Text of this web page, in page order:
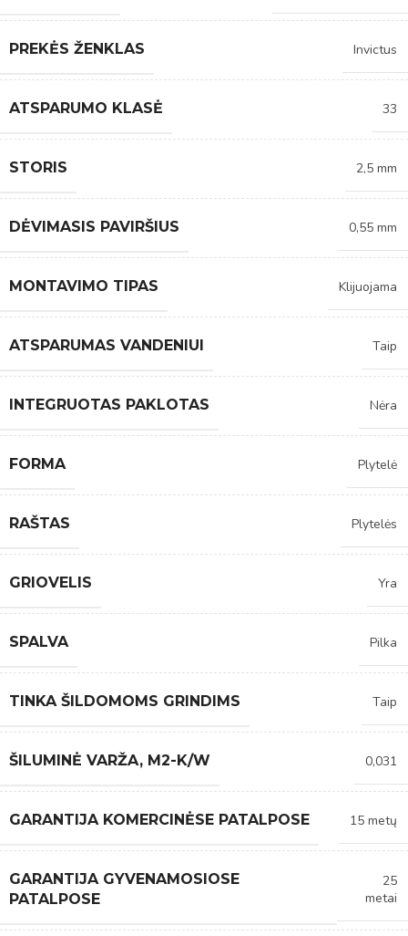
PREKĖS ŽENKLAS Invictus
ATSPARUMO KLASĖ 33
STORIS 2,5 mm
DĖVIMASIS PAVIRŠIUS 0,55 mm
MONTAVIMO TIPAS Klijuojama
ATSPARUMAS VANDENIUI Taip
INTEGRUOTAS PAKLOTAS Nėra
FORMA Plytelė
RAŠTAS Plytelės
GRIOVELIS Yra
SPALVA Pilka
TINKA ŠILDOMOMS GRINDIMS Taip
ŠILUMINĖ VARŽA, M2-K/W 0,031
GARANTIJA KOMERCINĖSE PATALPOSE 15 metų
GARANTIJA GYVENAMOSIOSE
PATALPOSE
25
metai